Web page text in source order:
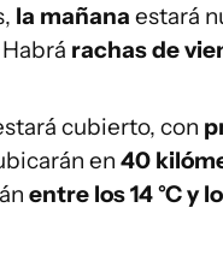
la mañana estará
Habrá rachas de
cubierto, con
en 40
entre los 14 °C y